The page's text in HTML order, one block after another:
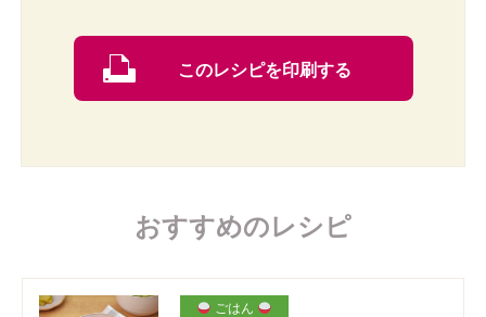
このレシピを印刷する
おすすめのレシピ
ごはん